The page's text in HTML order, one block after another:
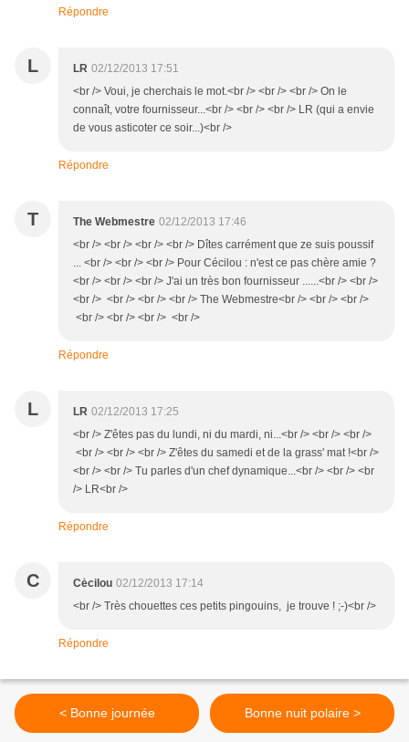
Répondre
L LR 02/12/2013 17:51
<br /> Voui, je cherchais le mot.<br /> <br /> <br /> On le
connaît, votre fournisseur...<br /> <br /> <br /> LR (qui a envie
de vous asticoter ce soir...)<br />
Répondre
T The Webmestre 02/12/2013 17:46
<br /> <br /> <br /> <br /> Dîtes carrément que ze suis poussif
... <br /> <br /> <br /> Pour Cécilou : n'est ce pas chère amie ?
<br /> <br /> <br /> J'ai un très bon fournisseur ......<br /> <br />
<br /> <br /> <br /> <br /> The Webmestre<br /> <br /> <br />
<br /> <br /> <br /> <br />
Répondre
L LR 02/12/2013 17:25
<br /> Z'êtes pas du lundi, ni du mardi, ni...<br /> <br /> <br />
<br /> <br /> <br /> Z'êtes du samedi et de la grass' mat !<br />
<br /> <br /> Tu parles d'un chef dynamique...<br /> <br /> <br
/> LR<br />
Répondre
C Cėcilou 02/12/2013 17:14
<br /> Très chouettes ces petits pingouins, je trouve ! ;-)<br />
Répondre
< Bonne journée Bonne nuit polaire >